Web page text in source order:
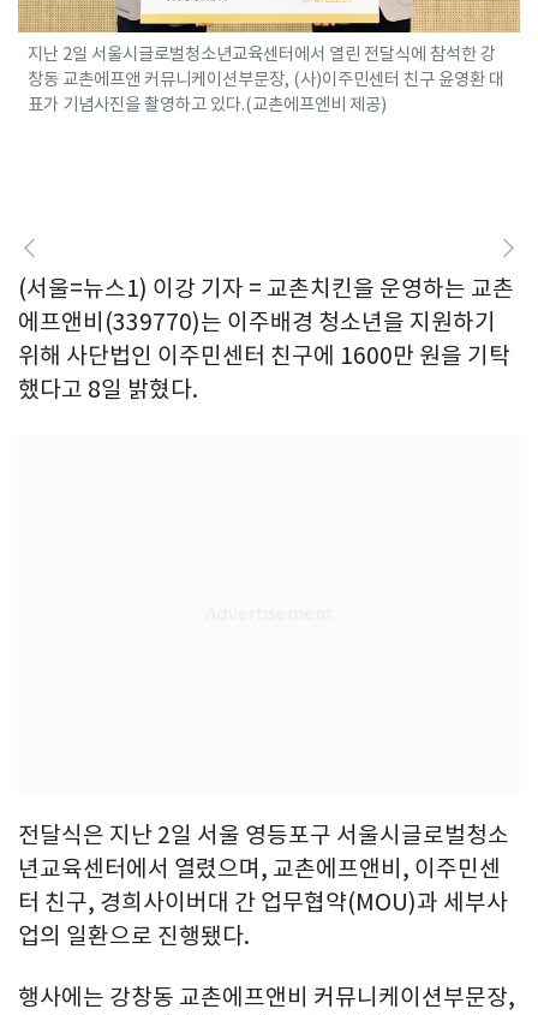
지난 2일 서울시글로벌청소년교육센터에서 열린 전달식에 참석한 강
창동 교촌에프앤 커뮤니케이션부문장, (사)이주민센터 친구 윤영환 대
표가 기념사진을 촬영하고 있다.(교촌에프엔비 제공)
(서울=뉴스1) 이강 기자 = 교촌치킨을 운영하는 교촌
에프앤비(339770)는 이주배경 청소년을 지원하기
위해 사단법인 이주민센터 친구에 1600만 원을 기탁
했다고 8일 밝혔다.
전달식은 지난 2일 서울 영등포구 서울시글로벌청소
년교육센터에서 열렸으며, 교촌에프앤비, 이주민센
터 친구, 경희사이버대 간 업무협약(MOU)과 세부사
업의 일환으로 진행됐다.
행사에는 강창동 교촌에프앤비 커뮤니케이션부문장,